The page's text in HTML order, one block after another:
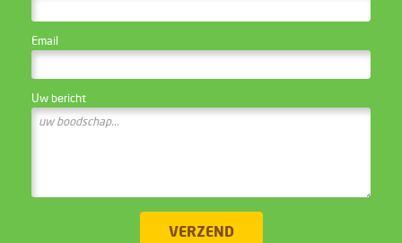
Email
Uw bericht
VERZEND